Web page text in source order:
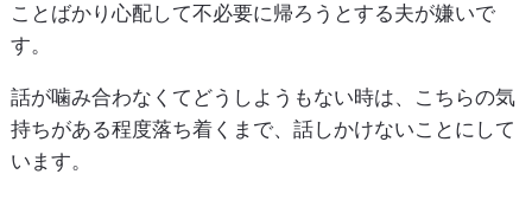
ことばかり心配して不必要に帰ろうとする夫が嫌いで
す。
話が噛み合わなくてどうしようもない時は、こちらの気
持ちがある程度落ち着くまで、話しかけないことにして
います。